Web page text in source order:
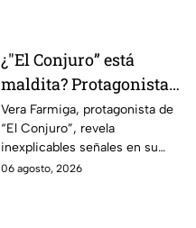
¿"El Conjuro” está
maldita? Protagonista
revela INQUIETANTES
señales en su cuerpo
durante la grabación de
la película
Vera Farmiga, protagonista de
“El Conjuro”, revela
inexplicables señales en su
cuerpo durante el rodaje de la
06 agosto, 2026